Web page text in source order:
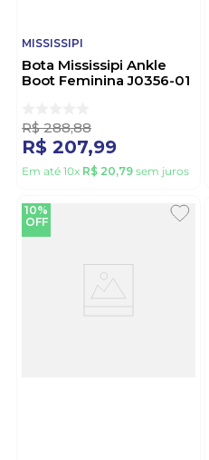
MISSISSIPI
Bota Mississipi Ankle
Boot Feminina J0356-01
R$ 288,88
R$ 207,99
Em até 10x R$ 20,79 sem juros
10%
OFF